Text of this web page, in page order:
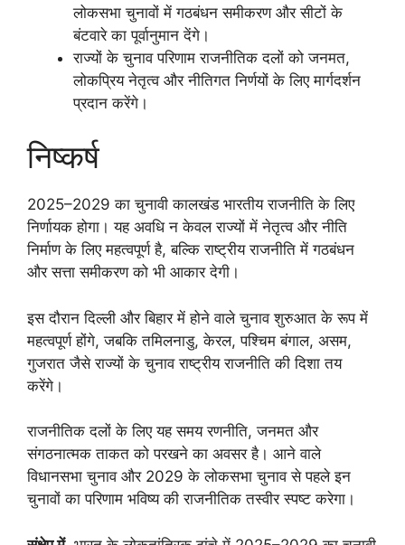
लोकसभा चुनावों में गठबंधन समीकरण और सीटों के
बंटवारे का पूर्वानुमान देंगे।
राज्यों के चुनाव परिणाम राजनीतिक दलों को जनमत,
लोकप्रिय नेतृत्व और नीतिगत निर्णयों के लिए मार्गदर्शन
प्रदान करेंगे।
निष्कर्ष
2025–2029 का चुनावी कालखंड भारतीय राजनीति के लिए
निर्णायक होगा। यह अवधि न केवल राज्यों में नेतृत्व और नीति
निर्माण के लिए महत्वपूर्ण है, बल्कि राष्ट्रीय राजनीति में गठबंधन
और सत्ता समीकरण को भी आकार देगी।
इस दौरान दिल्ली और बिहार में होने वाले चुनाव शुरुआत के रूप में
महत्वपूर्ण होंगे, जबकि तमिलनाडु, केरल, पश्चिम बंगाल, असम,
गुजरात जैसे राज्यों के चुनाव राष्ट्रीय राजनीति की दिशा तय
करेंगे।
राजनीतिक दलों के लिए यह समय रणनीति, जनमत और
संगठनात्मक ताकत को परखने का अवसर है। आने वाले
विधानसभा चुनाव और 2029 के लोकसभा चुनाव से पहले इन
चुनावों का परिणाम भविष्य की राजनीतिक तस्वीर स्पष्ट करेगा।